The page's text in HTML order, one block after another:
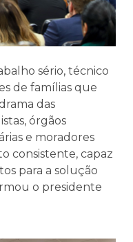
sério, técnico
de famílias que
das
órgãos
e moradores
consistente, capaz
para a solução
o presidente